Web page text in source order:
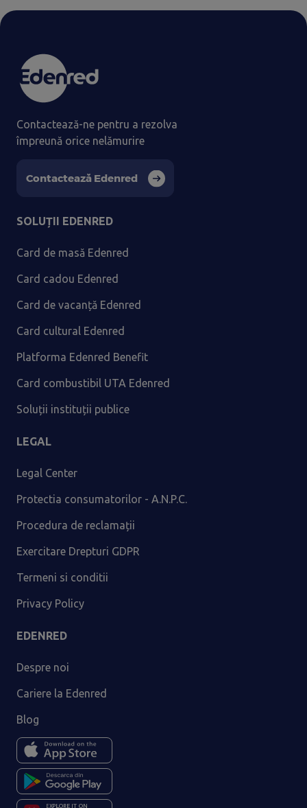
Contactează-ne pentru a rezolva
împreună orice nelămurire
Contactează Edenred
SOLUȚII EDENRED
Card de masă Edenred
Card cadou Edenred
Card de vacanță Edenred
Card cultural Edenred
Platforma Edenred Benefit
Card combustibil UTA Edenred
Soluții instituții publice
LEGAL
Legal Center
Protectia consumatorilor - A.N.P.C.
Procedura de reclamații
Exercitare Drepturi GDPR
Termeni si conditii
Privacy Policy
EDENRED
Despre noi
Cariere la Edenred
Blog